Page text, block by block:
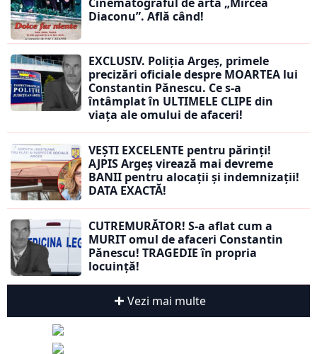
Diaconu”. Află când!
EXCLUSIV. Poliția Argeș, primele
precizări oficiale despre MOARTEA lui
Constantin Pănescu. Ce s-a
întâmplat în ULTIMELE CLIPE din
viața ale omului de afaceri!
VEȘTI EXCELENTE pentru părinți!
AJPIS Argeș virează mai devreme
BANII pentru alocații și indemnizații!
DATA EXACTĂ!
CUTREMURĂTOR! S-a aflat cum a
MURIT omul de afaceri Constantin
Pănescu! TRAGEDIE în propria
locuință!
Vezi mai multe